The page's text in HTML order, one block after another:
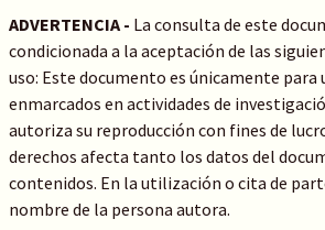
ADVERTENCIA - La consulta de este
condicionada a la aceptación de las
uso: Este documento es únicamente para
enmarcados en actividades de
autoriza su reproducción con fines de
derechos afecta tanto los datos del
contenidos. En la utilización o cita de
nombre de la persona autora.